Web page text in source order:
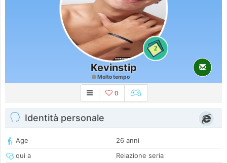
2
Kevinstip
Molto tempo
0
Identità personale
Age
26 anni
qui a
Relazione seria